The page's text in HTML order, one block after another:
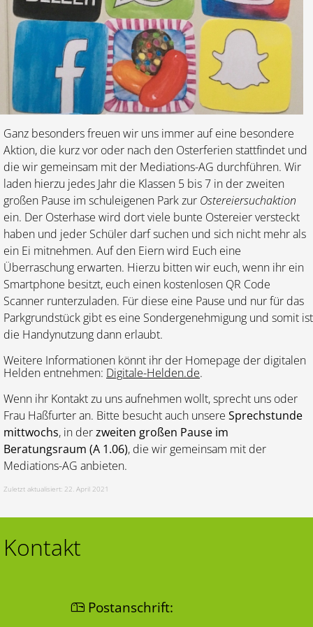
Ganz besonders freuen wir uns immer auf eine besondere
Aktion, die kurz vor oder nach den Osterferien stattfindet und
die wir gemeinsam mit der Mediations-AG durchführen. Wir
laden hierzu jedes Jahr die Klassen 5 bis 7 in der zweiten
großen Pause im schuleigenen Park zur Ostereiersuchaktion
ein. Der Osterhase wird dort viele bunte Ostereier versteckt
haben und jeder Schüler darf suchen und sich nicht mehr als
ein Ei mitnehmen. Auf den Eiern wird Euch eine
Überraschung erwarten. Hierzu bitten wir euch, wenn ihr ein
Smartphone besitzt, euch einen kostenlosen QR Code
Scanner runterzuladen. Für diese eine Pause und nur für das
Parkgrundstück gibt es eine Sondergenehmigung und somit ist
die Handynutzung dann erlaubt.
Weitere Informationen könnt ihr der Homepage der digitalen
Helden entnehmen: Digitale-Helden.de.
Wenn ihr Kontakt zu uns aufnehmen wollt, sprecht uns oder
Frau Haßfurter an. Bitte besucht auch unsere Sprechstunde
mittwochs, in derzweiten großen Pause im
Beratungsraum (A 1.06), die wir gemeinsam mit der
Mediations-AG anbieten.
Zuletzt aktualisiert: 22. April 2021
Kontakt
Postanschrift: